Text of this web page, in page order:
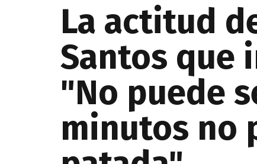
La actitud
Santos que
"No puede
minutos no